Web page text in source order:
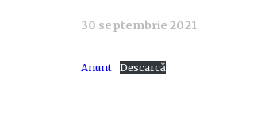
30 septembrie 2021
Anunt Descarcă